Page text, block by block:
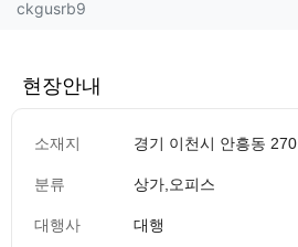
작성자 정보
ckgusrb9
현장안내
소재지 경기 이천시 안흥동 270
분류 상가,오피스
대행사 대행